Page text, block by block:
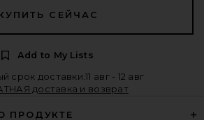
СЕЙЧАС
Add to My Lists
срок доставки:11 авг - 12 авг
доставка и возврат
ПРОДУКТЕ